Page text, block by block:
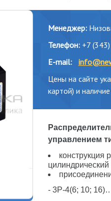
Менеджер:
Телефон:+7
E-mail:
Цены на сайте
картой) и
управлением
конструкция
цилиндрический
- 3Р-4(6; 10;